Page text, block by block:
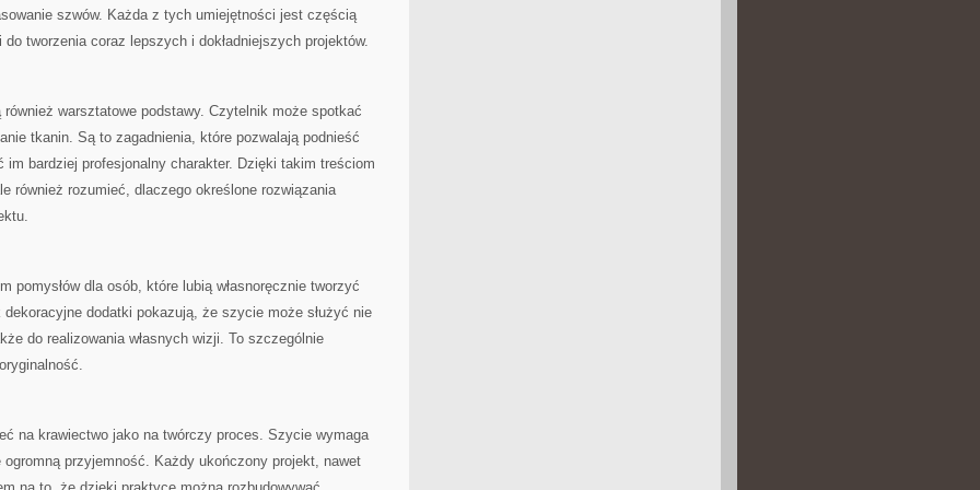
szwów. Każda z tych umiejętności jest częścią
tworzenia coraz lepszych i dokładniejszych projektów.
warsztatowe podstawy. Czytelnik może spotkać
tkanin. Są to zagadnienia, które pozwalają podnieść
bardziej profesjonalny charakter. Dzięki takim treściom
również rozumieć, dlaczego określone rozwiązania
pomysłów dla osób, które lubią własnoręcznie tworzyć
dodatki pokazują, że szycie może służyć nie
do realizowania własnych wizji. To szczególnie
na krawiectwo jako na twórczy proces. Szycie wymaga
ogromną przyjemność. Każdy ukończony projekt, nawet